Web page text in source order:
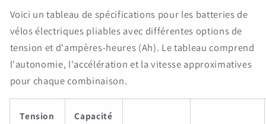
Voici un tableau de spécifications pour les batteries de
vélos électriques pliables avec différentes options de
tension et d'ampères-heures (Ah). Le tableau comprend
l'autonomie, l'accélération et la vitesse approximatives
pour chaque combinaison.
Tension
Capacité